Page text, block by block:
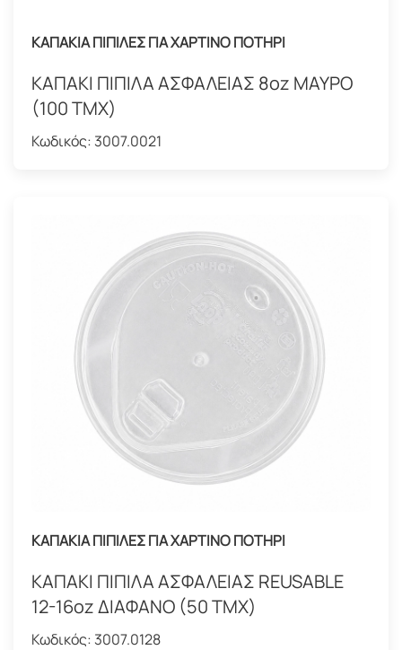
ΚΑΠΑΚΙΑ ΠΙΠΙΛΕΣ ΓΙΑ ΧΑΡΤΙΝΟ ΠΟΤΗΡΙ
ΚΑΠΑΚΙ ΠΙΠΙΛΑ ΑΣΦΑΛΕΙΑΣ 8oz ΜΑΥΡΟ
(100 ΤΜΧ)
Κωδικός: 3007.0021
ΚΑΠΑΚΙΑ ΠΙΠΙΛΕΣ ΓΙΑ ΧΑΡΤΙΝΟ ΠΟΤΗΡΙ
ΚΑΠΑΚΙ ΠΙΠΙΛΑ ΑΣΦΑΛΕΙΑΣ REUSABLE
12-16oz ΔΙΑΦΑΝΟ (50 ΤΜΧ)
Κωδικός: 3007.0128